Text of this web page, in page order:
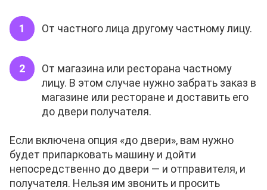
От частного лица другому частному лицу.
От магазина или ресторана частному
лицу. В этом случае нужно забрать заказ в
магазине или ресторане и доставить его
до двери получателя.
Если включена опция «до двери», вам нужно
будет припарковать машину и дойти
непосредственно до двери — и отправителя, и
получателя. Нельзя им звонить и просить